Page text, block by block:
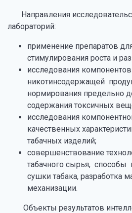
Направления
лабораторий:
применение препаратов
стимулирования роста и
исследования
никотинсодержащей
нормирования предельно
содержания токсичных
исследования
качественных
табачных изделий;
совершенствование
табачного сырья, способы
сушки табака, разработка
механизации.
Объекты результатов